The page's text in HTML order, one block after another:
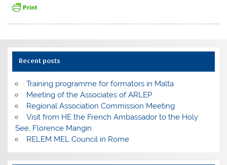
Recent posts
Training programme for formators in Malta
Meeting of the Associates of ARLEP
Regional Association Commission Meeting
Visit from HE the French Ambassador to the Holy
See, Florence Mangin
RELEM MEL Council in Rome